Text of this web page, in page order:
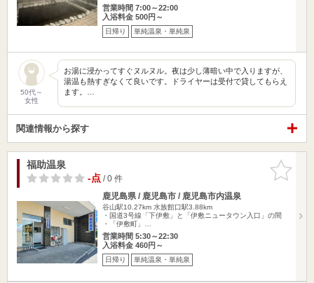
営業時間 7:00～22:00
入浴料金 500円～
日帰り 単純温泉・単純泉
50代～
女性
お湯に浸かってすぐヌルヌル。夜は少し薄暗い中で入りますが、
湯温も熱すぎなくて良いです。ドライヤーは受付で貸してもらえ
ます。…
関連情報から探す
お気に入
りに追加
福助温泉
-点/ 0 件
鹿児島県 / 鹿児島市 / 鹿児島市内温泉
谷山駅10.27km 水族館口駅3.88km
・国道3号線「下伊敷」と「伊敷ニュータウン入口」の間
・「伊敷町」…
営業時間 5:30～22:30
入浴料金 460円～
日帰り 単純温泉・単純泉